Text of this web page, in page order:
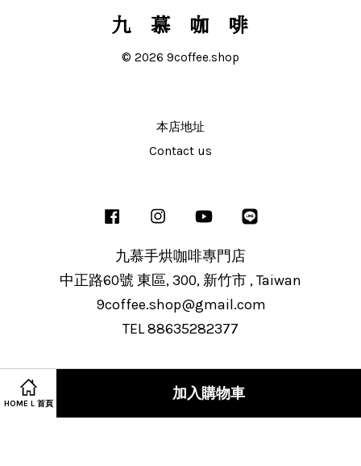
HOME L 首頁
加入購物車
© 2026 9coffee.shop
本店地址
Contact us
Facebook InstagramYouTube
九慕手烘咖啡專門店
中正路60號 東區, 300, 新竹市 , Taiwan
9coffee.shop@gmail.com
TEL 88635282377
Visa Master JCB